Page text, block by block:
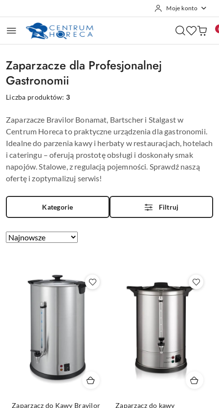
Moje konto
Zaparzacze dla Profesjonalnej
Gastronomii
Liczba produktów:3
Zaparzacze Bravilor Bonamat, Bartscher i Stalgast w
Centrum Horeca to praktyczne urządzenia dla gastronomii.
Idealne do parzenia kawy i herbaty w restauracjach, hotelach
i cateringu – oferują prostotę obsługi i doskonały smak
napojów. Stalowe, z regulacją pojemności. Sprawdź naszą
ofertę i zoptymalizuj serwis!
Kategorie Filtruj
Zastosowano
Sortuj
Zaparzacz do Kawy Bravilor
Zaparzacz do kawy